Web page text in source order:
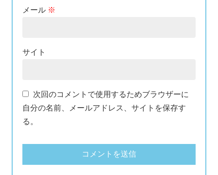
メール ※
サイト
次回のコメントで使用するためブラウザーに
自分の名前、メールアドレス、サイトを保存す
る。